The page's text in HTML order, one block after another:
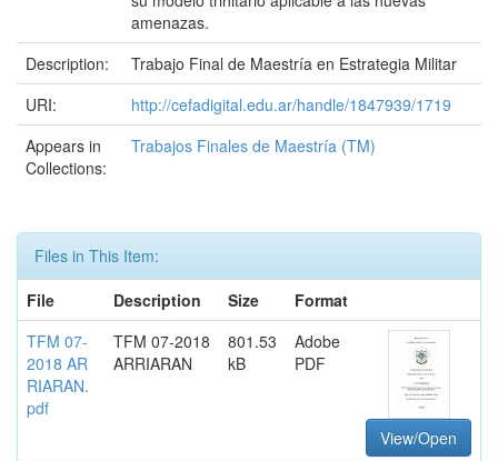
amenazas.
Description:
Trabajo Final de Maestría en Estrategia Militar
URI:
http://cefadigital.edu.ar/handle/1847939/1719
Appears in
Collections:
Trabajos Finales de Maestría (TM)
Files in This Item:
File
Description Size
Format
TFM 07-
2018 AR
RIARAN.
pdf
TFM 07-2018
ARRIARAN
801.53
kB
Adobe
PDF
View/Open